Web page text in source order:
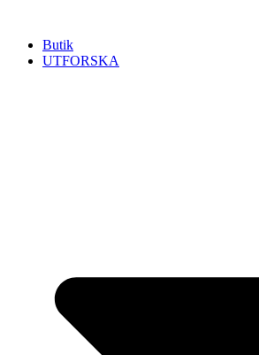
innehållButik
UTFORSKA